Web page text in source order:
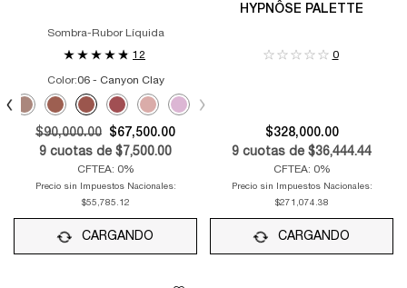
Sombra-Rubor Líquida
12
Color:06 - Canyon Clay
Selecciona el color
- Sunburst color for IDÔLE TINT, 1 of 7
Selected
02 - Desert Sand color for IDÔLE TINT, 2 of 7
Selected
03 - Hot Lava color for IDÔLE TINT, 3 of 7
Selected
06 - Canyon Clay color for IDÔLE TINT, 4 of 7
Selected
07 - Earth Red color for IDÔLE TINT, 5 of 7
Selected
09 - Strawberry Latte color for IDÔLE TINT, 6 of 7
Selected
10 - Lavender Latte color for IDÔLE TINT, 7 of
Old price
$90,000.00 New price
$67,500.00
9 cuotas de $7,500.00
CFTEA: 0%
Precio sin Impuestos Nacionales:
$55,785.12
CARGANDO
HYPNÔSE PALETTE
0
$328,000.00
9 cuotas de $36,444.44
CFTEA: 0%
Precio sin Impuestos Nacionales:
$271,074.38
CARGANDO